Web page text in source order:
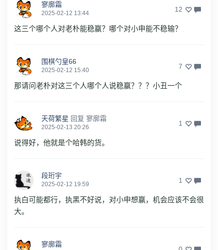
寥廓霜
2025-02-12 13:44 12
这三个哪个人对老朴能稳赢？哪个对小申能不稳输？
围棋勺皇66
2025-02-12 15:40 7
那请问老朴对这三个人哪个人说稳赢？？？小丑一个
天荷繁星 回复 寥廓霜
2025-02-13 20:26 1
说得好，他就是个哈韩的货。
段珩宇
2025-02-12 19:59 1
执白可能都行，执黑不好说，对小申想赢，机会应该不会很
大。
寥廓霜